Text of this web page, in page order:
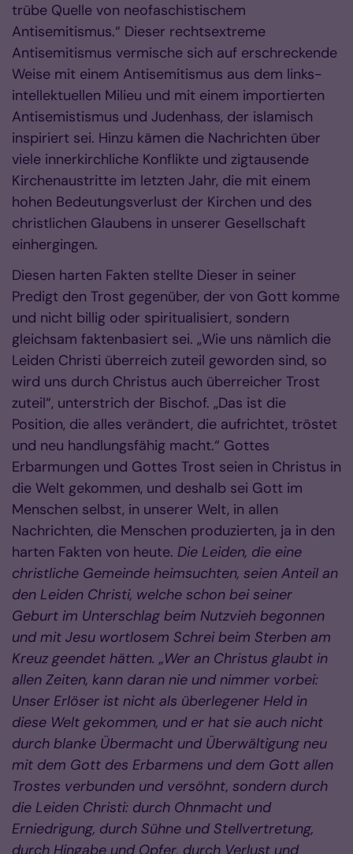
trübe Quelle von neofaschistischem
Antisemitismus.“ Dieser rechtsextreme
Antisemitismus vermische sich auf erschreckende
Weise mit einem Antisemitismus aus dem links-
intellektuellen Milieu und mit einem importierten
Antisemistismus und Judenhass, der islamisch
inspiriert sei. Hinzu kämen die Nachrichten über
viele innerkirchliche Konflikte und zigtausende
Kirchenaustritte im letzten Jahr, die mit einem
hohen Bedeutungsverlust der Kirchen und des
christlichen Glaubens in unserer Gesellschaft
einhergingen.
Diesen harten Fakten stellte Dieser in seiner
Predigt den Trost gegenüber, der von Gott komme
und nicht billig oder spiritualisiert, sondern
gleichsam faktenbasiert sei. „Wie uns nämlich die
Leiden Christi überreich zuteil geworden sind, so
wird uns durch Christus auch überreicher Trost
zuteil“, unterstrich der Bischof. „Das ist die
Position, die alles verändert, die aufrichtet, tröstet
und neu handlungsfähig macht.“ Gottes
Erbarmungen und Gottes Trost seien in Christus in
die Welt gekommen, und deshalb sei Gott im
Menschen selbst, in unserer Welt, in allen
Nachrichten, die Menschen produzierten, ja in den
harten Fakten von heute. Die Leiden, die eine
christliche Gemeinde heimsuchten, seien Anteil an
den Leiden Christi, welche schon bei seiner
Geburt im Unterschlag beim Nutzvieh begonnen
und mit Jesu wortlosem Schrei beim Sterben am
Kreuz geendet hätten. „Wer an Christus glaubt in
allen Zeiten, kann daran nie und nimmer vorbei:
Unser Erlöser ist nicht als überlegener Held in
diese Welt gekommen, und er hat sie auch nicht
durch blanke Übermacht und Überwältigung neu
mit dem Gott des Erbarmens und dem Gott allen
Trostes verbunden und versöhnt, sondern durch
die Leiden Christi: durch Ohnmacht und
Erniedrigung, durch Sühne und Stellvertretung,
durch Hingabe und Opfer, durch Verlust und